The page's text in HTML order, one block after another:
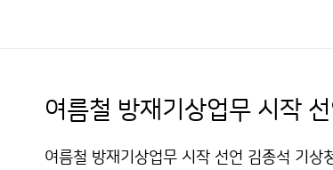
여름철 방재기상업무 시작
여름철 방재기상업무 시작 선언 김종석 기